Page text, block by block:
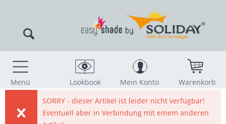
Menü Lookbook Mein Konto
Warenkorb
SORRY - dieser Artikel ist leider nicht verfügbar!
Eventuell aber in Verbindung mit einem anderen